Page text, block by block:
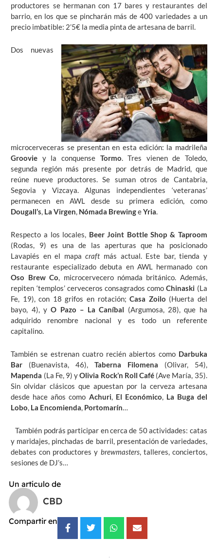
productores se hermanan con 17 bares y restaurantes del
barrio, en los que se pincharán más de 400 variedades a un
precio imbatible: 2’5€ la media pinta de artesana de barril.
Dos nuevas
microcerveceras se presentan en esta edición: la madrileña
Groovie y la conquense Tormo . Tres vienen de Toledo,
segunda región más presente por detrás de Madrid, que
reúne nueve productores. Se suman otros de Cantabria,
Segovia y Vizcaya. Algunas independientes ‘veteranas’
permanecen en AWL desde su primera edición, como
Dougall’s La Virgen Nómada BrewingeYria
Respecto a los locales, Beer Joint Bottle Shop & Taproom
(Rodas, 9) es una de las aperturas que ha posicionado
Lavapiés en el mapacraftmás actual. Este bar, tienda y
restaurante especializado debuta en AWL hermanado con
Oso Brew Co , microcervecero nómada británico. Además,
repiten ‘templos’ cerveceros consagrados comoChinaski (La
Fe, 19), con 18 grifos en rotación;Casa Zoilo (Huerta del
bayo, 4), yO Pazo – La Caníbal (Argumosa, 28), que ha
adquirido renombre nacional y es todo un referente
capitalino.
También se estrenan cuatro recién abiertos como Darbuka
Bar (Buenavista, 46), Taberna Filomena (Olivar, 54),
Mapenda (La Fe, 9) yOlivia Rock’n Roll Café (Ave María, 35).
Sin olvidar clásicos que apuestan por la cerveza artesana
desde hace años como Achuri El Económico
La Buga del
Lobo La Encomienda Portomarín
También podrás participar en cerca de 50 actividades: catas
y maridajes, pinchadas de barril, presentación de variedades,
debates con productores y brewmasters, talleres, conciertos,
sesiones de DJ’s…
Un artículo de
CBD
Compartir en